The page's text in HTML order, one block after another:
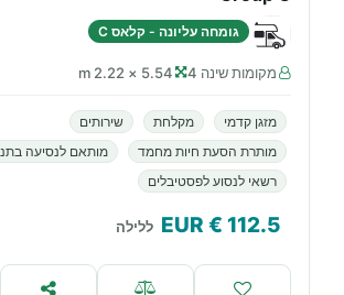
גומחה עליונה - קלאס C
מקומות שינה 4 5.54 × 2.22 m
מזגן קדמי מקלחת
שירותים
מותרת הסעת חיות מחמד
מותאם לנסיעה
רשאי לנסוע לפסטיבלים
112.5
€ EUR ללילה